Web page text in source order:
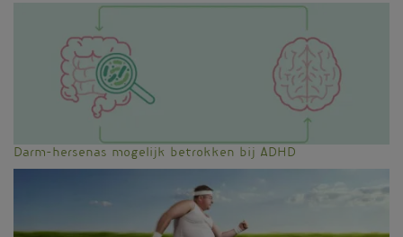
Darm-hersenas mogelijk betrokken bij ADHD